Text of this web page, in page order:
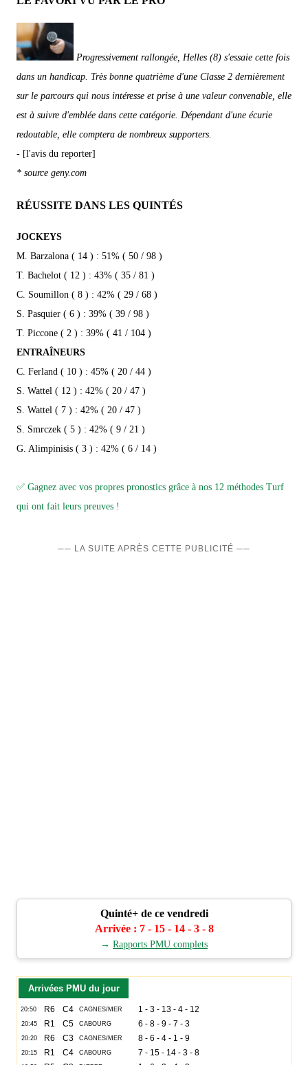
Progressivement rallongée, Helles (8) s'essaie cette fois
dans un handicap. Très bonne quatrième d'une Classe 2 dernièrement
sur le parcours qui nous intéresse et prise à une valeur convenable, elle
est à suivre d'emblée dans cette catégorie. Dépendant d'une écurie
redoutable, elle comptera de nombreux supporters.
- [l'avis du reporter]
* source geny.com
RÉUSSITE DANS LES QUINTÉS
JOCKEYS
M. Barzalona ( 14 ) : 51% ( 50 / 98 )
T. Bachelot ( 12 ) : 43% ( 35 / 81 )
C. Soumillon ( 8 ) : 42% ( 29 / 68 )
S. Pasquier ( 6 ) : 39% ( 39 / 98 )
T. Piccone ( 2 ) : 39% ( 41 / 104 )
ENTRAÎNEURS
C. Ferland ( 10 ) : 45% ( 20 / 44 )
S. Wattel ( 12 ) : 42% ( 20 / 47 )
S. Wattel ( 7 ) : 42% ( 20 / 47 )
S. Smrczek ( 5 ) : 42% ( 9 / 21 )
G. Alimpinisis ( 3 ) : 42% ( 6 / 14 )
✅ Gagnez avec vos propres pronostics grâce à nos 12 méthodes Turf
qui ont fait leurs preuves !
── LA SUITE APRÈS CETTE PUBLICITÉ ──
Quinté+ de ce vendredi
Arrivée : 7 - 15 - 14 - 3 - 8
→ Rapports PMU complets
Arrivées PMU du jour